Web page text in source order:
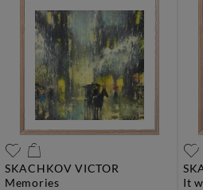
SKACHKOV VICTOR
memories
it